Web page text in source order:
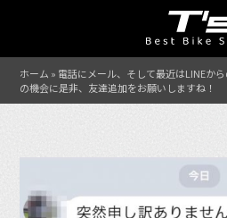
ホーム » 電話にメール、そして最近はLINEか
の機会に是非、友達追加をお願いしますね！